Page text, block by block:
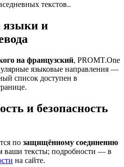
текстов..
языки и
на французский, PROMT.One
языковые направления —
список доступен в
и безопасность
по защищённому соединению
ваши тексты; подробности — в
на сайте.